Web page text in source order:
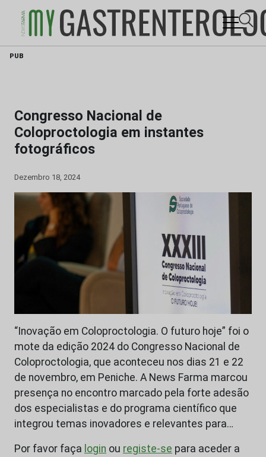
Skip
PUB
Congresso Nacional de
Coloproctologia em instantes
fotográficos
Dezembro 18, 2024
“Inovação em Coloproctologia. O futuro hoje” foi o
mote da edição 2024 do Congresso Nacional de
Coloproctologia, que aconteceu nos dias 21 e 22
de novembro, em Peniche. A News Farma marcou
presença no encontro marcado pela forte adesão
dos especialistas e do programa científico que
integrou temas inovadores e relevantes para…
Por favor faça login ou registe-se para aceder a